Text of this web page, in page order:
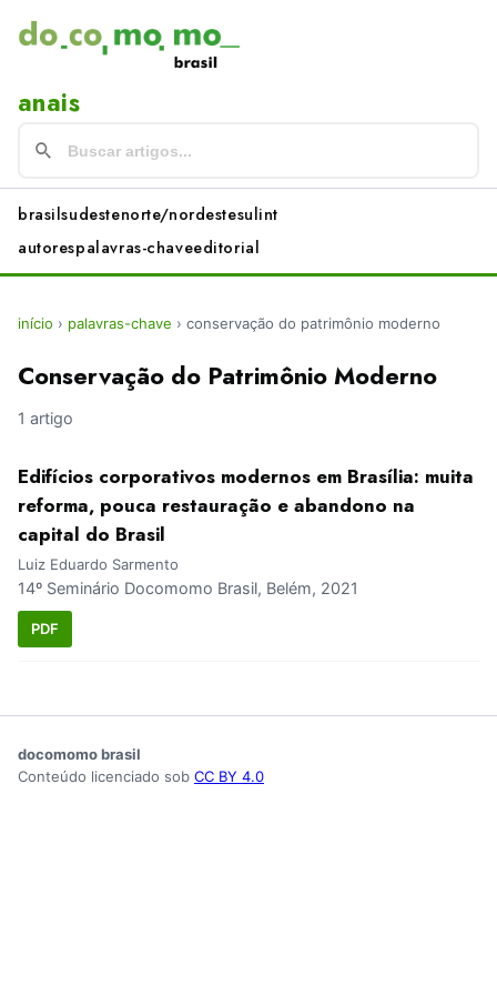
anais
brasilsudestenorte/nordestesulint
autorespalavras-chaveeditorial
início › palavras-chave › conservação do patrimônio moderno
Conservação do Patrimônio Moderno
1 artigo
Edifícios corporativos modernos em Brasília: muita
reforma, pouca restauração e abandono na
capital do Brasil
Luiz Eduardo Sarmento
14º Seminário Docomomo Brasil, Belém, 2021
PDF
docomomo brasil
Conteúdo licenciado sob CC BY 4.0